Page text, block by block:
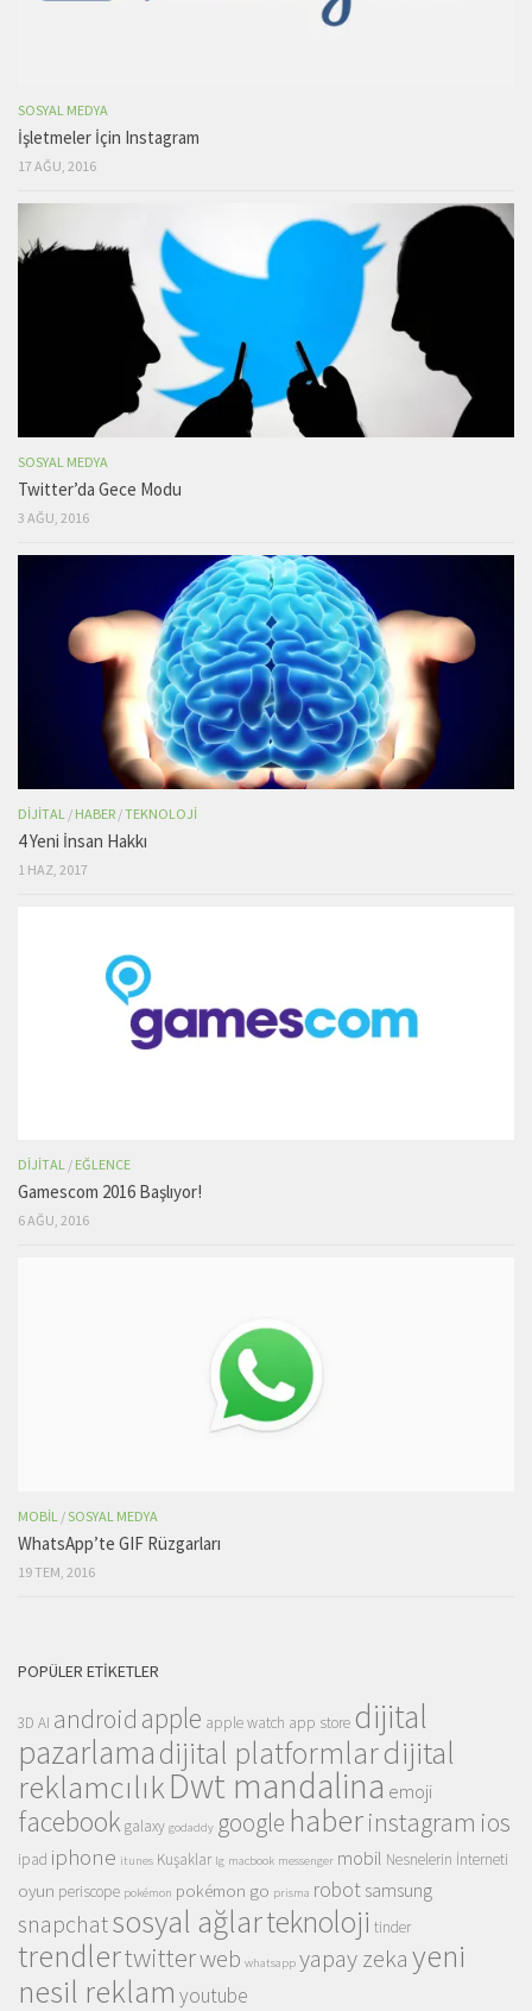
SOSYAL MEDYA
İşletmeler İçin Instagram
17 AĞU, 2016
SOSYAL MEDYA
Twitter’da Gece Modu
3 AĞU, 2016
DIJITAL / HABER /TEKNOLOJI
4 Yeni İnsan Hakkı
1 HAZ, 2017
DIJITAL / EĞLENCE
Gamescom 2016 Başlıyor!
6 AĞU, 2016
MOBIL /SOSYAL MEDYA
WhatsApp’te GIF Rüzgarları
19 TEM, 2016
POPÜLER ETIKETLER
3D AI android apple apple watch app store dijital
pazarlamadijital platformlardijital
reklamcılıkDwt mandalina emoji
facebookgalaxy godaddy google haberinstagram ios
ipad iphone itunes Kuşaklar lg macbook messenger mobil Nesnelerin İnterneti
oyun periscope pokémon pokémon go prisma robot samsung
snapchatsosyal ağlarteknoloji tinder
trendlertwitterweb whatsapp yapay zekayeni
nesil reklam youtube